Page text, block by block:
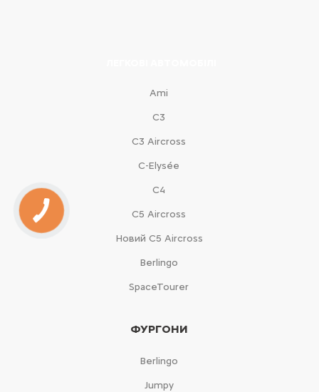
Ami
С3
С3 Aircross
C-Elysée
С4
С5 Aircross
Новий С5 Aircross
Berlingo
SpaceTourer
ФУРГОНИ
Berlingo
Jumpy